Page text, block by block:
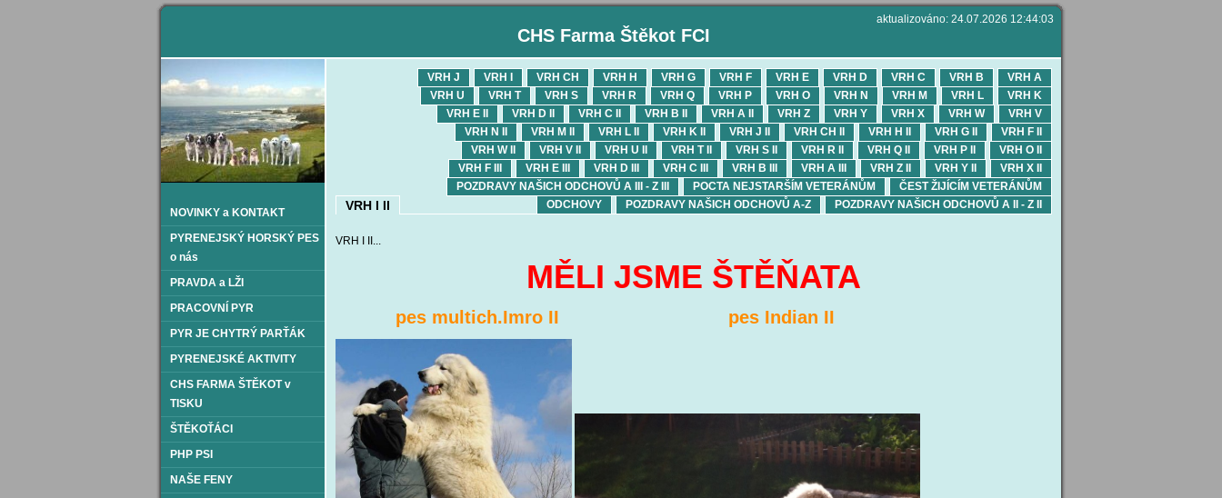
aktualizováno: 24.07.2026 12:44:03
CHS Farma Štěkot FCI
NOVINKY a KONTAKT
PYRENEJSKÝ HORSKÝ PES
o nás
PRAVDA a LŽI
PRACOVNÍ PYR
PYR JE CHYTRÝ PARŤÁK
PYRENEJSKÉ AKTIVITY
CHS FARMA ŠTĚKOT v
TISKU
ŠTĚKOŤÁCI
PHP PSI
NAŠE FENY
VRH I II
VRH A
VRH B
VRH C
VRH D
VRH E
VRH F
VRH G
VRH H
VRH CH
VRH I
VRH J
VRH K
VRH L
VRH M
VRH N
VRH O
VRH P
VRH Q
VRH R
VRH S
VRH T
VRH U
VRH V
VRH W
VRH X
VRH Y
VRH Z
VRH A II
VRH B II
VRH C II
VRH D II
VRH E II
VRH F II
VRH G II
VRH H II
VRH CH II
VRH J II
VRH K II
VRH L II
VRH M II
VRH N II
VRH O II
VRH P II
VRH Q II
VRH R II
VRH S II
VRH T II
VRH U II
VRH V II
VRH W II
VRH X II
VRH Y II
VRH Z II
VRH A III
VRH B III
VRH C III
VRH D III
VRH E III
VRH F III
ČEST ŽIJÍCÍM VETERÁNŮM
POCTA NEJSTARŠÍM VETERÁNŮM
POZDRAVY NAŠICH ODCHOVŮ A III - Z III
POZDRAVY NAŠICH ODCHOVŮ A II - Z II
POZDRAVY NAŠICH ODCHOVŮ A-Z
ODCHOVY
VRH I II...
MĚLI JSME ŠTĚŇATA
pes multich.Imro II pes Indian II